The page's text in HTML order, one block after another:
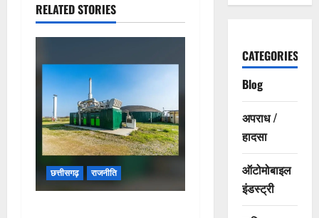
RELATED STORIES
छत्तीसगढ़ राजनीति
CATEGORIES
Blog
अपराध /
हादसा
ऑटोमोबाइल
इंडस्ट्री